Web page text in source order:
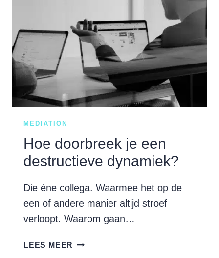
OF
TOCH…?
MEDIATION
Hoe doorbreek je een
destructieve dynamiek?
Die éne collega. Waarmee het op de
een of andere manier altijd stroef
verloopt. Waarom gaan…
LEES MEER HOE